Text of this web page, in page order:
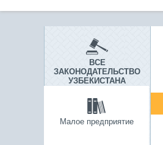
ВСЕ
ЗАКОНОДАТЕЛЬСТВО
УЗБЕКИСТАНА
Малое предприятие